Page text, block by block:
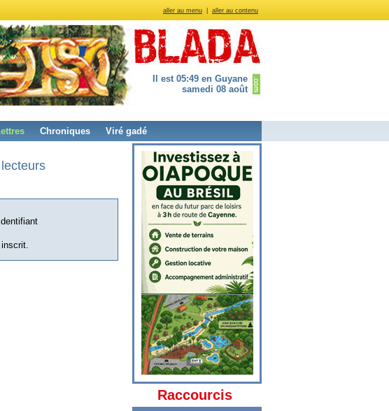
aller au menu aller au contenu
Il est 05:49 en Guyane
samedi 08 août
Chroniques Viré gadé
Raccourcis